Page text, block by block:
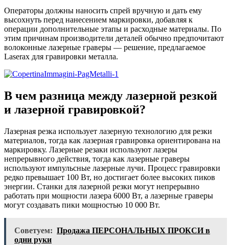
Операторы должны наносить спрей вручную и дать ему
высохнуть перед нанесением маркировки, добавляя к
операции дополнительные этапы и расходные материалы. По
этим причинам производители деталей обычно предпочитают
волоконные лазерные граверы — решение, предлагаемое
Laserax для гравировки металла.
В чем разница между лазерной резкой
и лазерной гравировкой?
Лазерная резка использует лазерную технологию для резки
материалов, тогда как лазерная гравировка ориентирована на
маркировку. Лазерные резаки используют лазеры
непрерывного действия, тогда как лазерные граверы
используют импульсные лазерные лучи. Процесс гравировки
редко превышает 100 Вт, но достигает более высоких пиков
энергии. Станки для лазерной резки могут непрерывно
работать при мощности лазера 6000 Вт, а лазерные граверы
могут создавать пики мощностью 10 000 Вт.
Советуем: Продажа ПЕРСОНАЛЬНЫХ ПРОКСИ в
одни руки